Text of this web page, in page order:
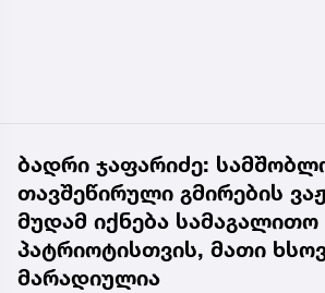
ბადრი ჯაფარიძე:
თავშეწირული გმირების
მუდამ იქნება
პატრიოტისთვის, მათი
მარადიულია